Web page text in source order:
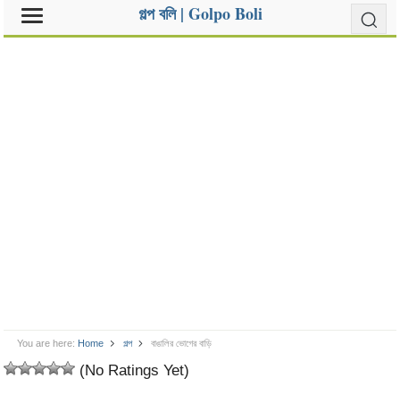
গল্প বলি | Golpo Boli
You are here: Home গল্প বাঙালির ভোগের বাড়ি
(No Ratings Yet)